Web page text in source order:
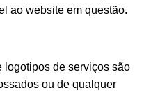
ao website em questão.
logotipos de serviços são
ou de qualquer